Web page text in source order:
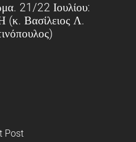
21/22 Ιουλίου:
(κ. Βασίλειος Λ.
Post